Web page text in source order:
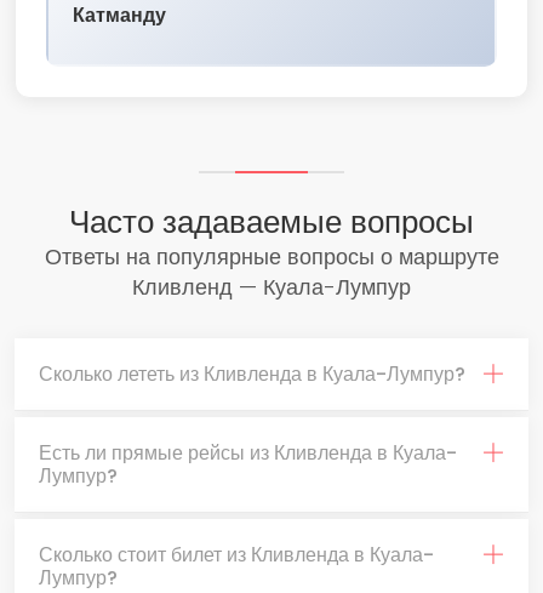
Катманду
Часто задаваемые вопросы
Ответы на популярные вопросы о маршруте
Кливленд — Куала-Лумпур
Сколько лететь из Кливленда в Куала-Лумпур?
Есть ли прямые рейсы из Кливленда в Куала-
Лумпур?
Сколько стоит билет из Кливленда в Куала-
Лумпур?